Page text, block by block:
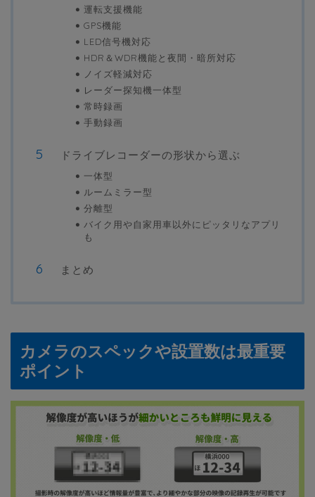
運転支援機能
GPS機能
LED信号機対応
HDR＆WDR機能と夜間・暗所対応
ノイズ軽減対応
レーダー探知機一体型
常時録画
手動録画
ドライブレコーダーの形状から選ぶ
一体型
ルームミラー型
分離型
バイク用や自家用車以外にピッタリなアプリ
も
まとめ
カメラのスペックや設置数は最重要
ポイント